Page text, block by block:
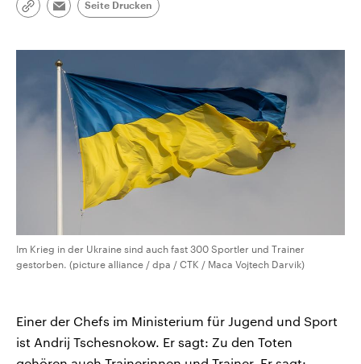
Link
Email
Seite Drucken
Im Krieg in der Ukraine sind auch fast 300 Sportler und Trainer
gestorben. (picture alliance / dpa / CTK / Maca Vojtech Darvik)
Einer der Chefs im Ministerium für Jugend und Sport
ist Andrij Tschesnokow. Er sagt: Zu den Toten